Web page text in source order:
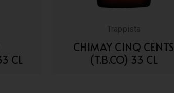
CL
Trappista
CHIMAY CINQ CENTS
(T.B.CO) 33 CL